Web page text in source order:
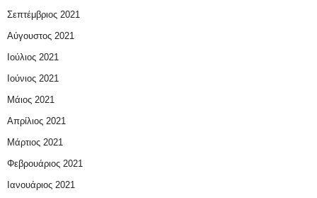
Σεπτέμβριος 2021
Αύγουστος 2021
Ιούλιος 2021
Ιούνιος 2021
Μάιος 2021
Απρίλιος 2021
Μάρτιος 2021
Φεβρουάριος 2021
Ιανουάριος 2021